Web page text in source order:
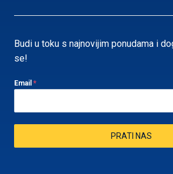
Budi u toku s najnovijim ponudama i
se!
Email *
PRATI NAS